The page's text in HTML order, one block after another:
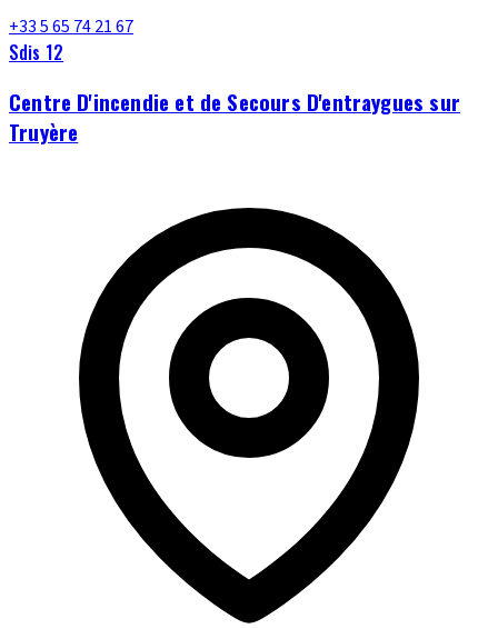
+33 5 65 74 21 67
Sdis 12
Centre D'incendie et de Secours D'entraygues sur
Truyère